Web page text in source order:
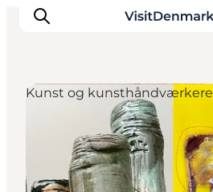
Inspiration
Destinationer
Oplevelser
Kunst og kunsthåndværkere